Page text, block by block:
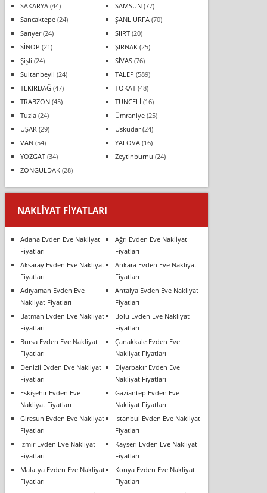
SAKARYA(44) SAMSUN(77)
Sancaktepe(24) ŞANLIURFA(70)
Sarıyer(24) SİİRT(20)
SİNOP (21) ŞIRNAK(25)
Şişli (24) SİVAS(76)
Sultanbeyli (24) TALEP (589)
TEKİRDAĞ(47) TOKAT(48)
TRABZON(45) TUNCELİ (16)
Tuzla(24) Ümraniye(25)
UŞAK(29) Üsküdar(24)
VAN(54) YALOVA(16)
YOZGAT(34) Zeytinburnu (24)
ZONGULDAK(28)
NAKLIYAT FIYATLARI
Adana Evden Eve Nakliyat
Fiyatları
Ağrı Evden Eve Nakliyat
Fiyatları
Aksaray Evden Eve Nakliyat
Fiyatları
Ankara Evden Eve Nakliyat
Fiyatları
Adıyaman Evden Eve
Nakliyat Fiyatları
Antalya Evden Eve Nakliyat
Fiyatları
Batman Evden Eve Nakliyat
Fiyatları
Bolu Evden Eve Nakliyat
Fiyatları
Bursa Evden Eve Nakliyat
Fiyatları
Çanakkale Evden Eve
Nakliyat Fiyatları
Denizli Evden Eve Nakliyat
Fiyatları
Diyarbakır Evden Eve
Nakliyat Fiyatları
Eskişehir Evden Eve
Nakliyat Fiyatları
Gaziantep Evden Eve
Nakliyat Fiyatları
Giresun Evden Eve Nakliyat
Fiyatları
İstanbul Evden Eve Nakliyat
Fiyatları
İzmir Evden Eve Nakliyat
Fiyatları
Kayseri Evden Eve Nakliyat
Fiyatları
Malatya Evden Eve Nakliyat
Fiyatları
Konya Evden Eve Nakliyat
Fiyatları